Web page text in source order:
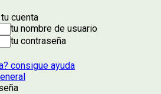
cuenta
tu nombre de usuario
tu contraseña
consigue ayuda